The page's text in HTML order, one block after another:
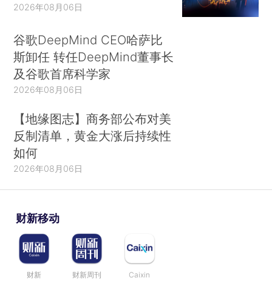
2026年08月06日
谷歌DeepMind CEO哈萨比
斯卸任 转任DeepMind董事长
及谷歌首席科学家
2026年08月06日
【地缘图志】商务部公布对美
反制清单，黄金大涨后持续性
如何
2026年08月06日
财新移动
财新 财新周刊 Caixin